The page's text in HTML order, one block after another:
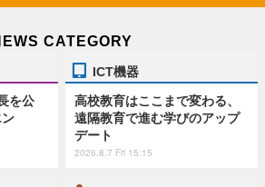
CATEGORY
を公
ICT機器
高校教育はここまで変わる、
遠隔教育で進む学びのアップ
デート
2026.8.7 Fri 15:15